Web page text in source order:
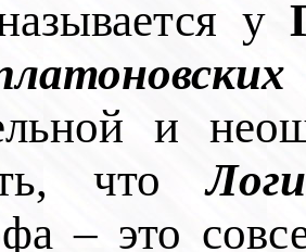
у
и
что
– это